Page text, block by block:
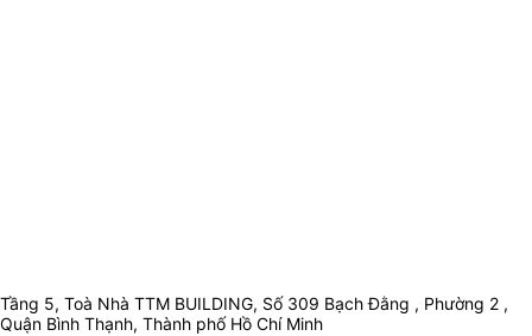
Tầng 5, Toà Nhà TTM BUILDING, Số 309 Bạch Đằng , Phường 2 ,
Quận Bình Thạnh, Thành phố Hồ Chí Minh